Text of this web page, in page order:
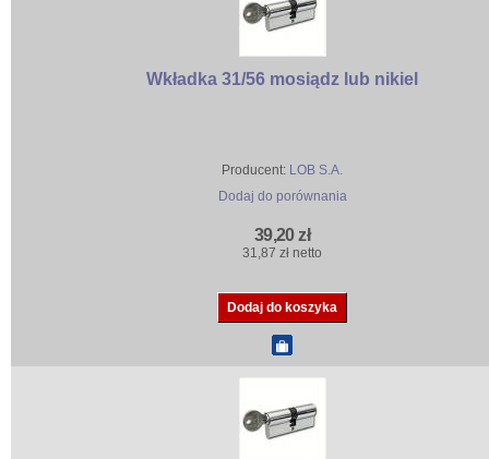
Wkładka 31/56 mosiądz lub nikiel
Producent: LOB S.A.
Dodaj do porównania
39,20 zł
31,87 zł netto